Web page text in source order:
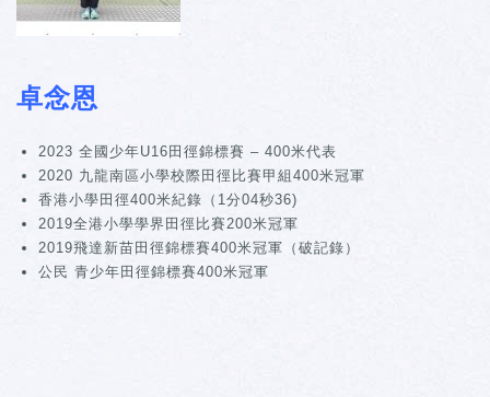
卓念恩
2023 全國少年U16田徑錦標賽 – 400米代表
2020 九龍南區小學校際田徑比賽甲組400米冠軍
香港小學田徑400米紀錄（1分04秒36)
2019全港小學學界田徑比賽200米冠軍
2019飛達新苗田徑錦標賽400米冠軍（破記錄）
公民 青少年田徑錦標賽400米冠軍